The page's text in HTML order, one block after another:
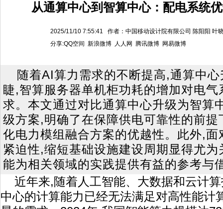
从通算中心到智算中心：配电系统
2025/11/10 7:55:41 作者：中国移动设计院有限公司 陈阳阳 叶
分享:QQ空间 新浪微博 人人网 腾讯微博 网易微博
随着AI算力需求的不断提高,通算中
睫,智算服务器单机柜功耗的增加对电
求。本文通过对比通算中心升级为智算
级方案,明确了在保障供电可靠性的前
化电力模组融合方案的优越性。此外,
紧迫性,缩短基础设施建设周期显得尤
能为相关领域的实践提供有益的参考与
近年来,随着人工智能、大数据和云计
中心的计算能力已经无法满足对高性能计